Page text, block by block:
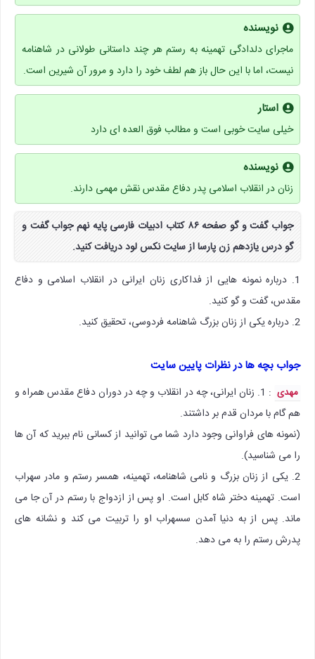
نویسنده
ماجرای دلدادگی تهمینه به رستم هر چند داستانی طولانی در شاهنامه
نیست، اما با این حال باز هم لطف خود را دارد و مرور آن شیرین است.
استار
خیلی سایت خوبی است و مطالب فوق العده ای دارد
نویسنده
زنان در انقلاب اسلامی پدر دفاع مقدس نقش مهمی دارند.
جواب گفت و گو صفحه ۸۶ کتاب ادبیات فارسی پایه نهم جواب گفت و
گو درس یازدهم زن پارسا از سایت نکس لود دریافت کنید.
1. درباره نمونه هایی از فداکاری زنان ایرانی در انقلاب اسلامی و دفاع
مقدس، گفت و گو کنید.
2. درباره یکی از زنان بزرگ شاهنامه فردوسی، تحقیق کنید.
جواب بچه ها در نظرات پایین سایت
مهدی
: 1. زنان ایرانی، چه در انقلاب و چه در دوران دفاع مقدس همراه و
هم گام با مردان قدم بر داشتند.
(نمونه های فراوانی وجود دارد شما می توانید از کسانی نام ببرید که آن ها
را می شناسید).
2. یکی از زنان بزرگ و نامی شاهنامه، تهمینه، همسر رستم و مادر سهراب
است. تهمینه دختر شاه کابل است. او پس از ازدواج با رستم در آن جا می
ماند. پس از به دنیا آمدن سسهراب او را تربیت می کند و نشانه های
پدرش رستم را به می دهد.